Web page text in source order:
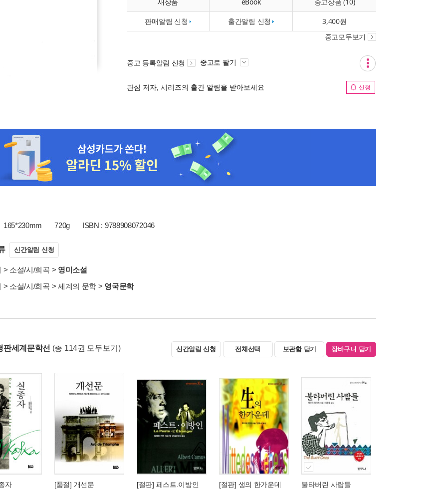
판매알림 신청 출간알림 신청 3,400원
중고모두보기
중고 등록알림 신청 중고로 팔기
관심 저자, 시리즈의 출간 알림을 받아보세요 신청
165*230mm 720g ISBN : 9788908072046
신간알림 신청
> 소설/시/희곡 > 영미소설
> 소설/시/희곡 > 세계의 문학 > 영국문학
판세계문학선 (총 114권 모두보기) 신간알림 신청 전체선택 보관함 담기 장바구니 담기
자 [품절] 개선문 [절판] 페스트.이방인 [절판] 생의 한가운데 불타버린 사람들